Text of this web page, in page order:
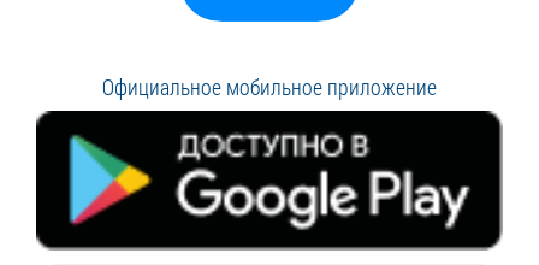
Официальное мобильное приложение